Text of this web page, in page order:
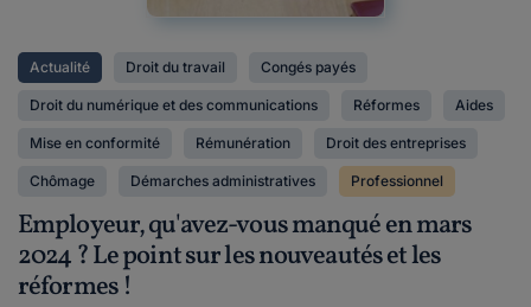
Actualité Droit du travail Congés payés
Droit du numérique et des communications Réformes Aides
Mise en conformité Rémunération Droit des entreprises
Chômage Démarches administratives Professionnel
Employeur, qu'avez-vous manqué en mars
2024 ? Le point sur les nouveautés et les
réformes !